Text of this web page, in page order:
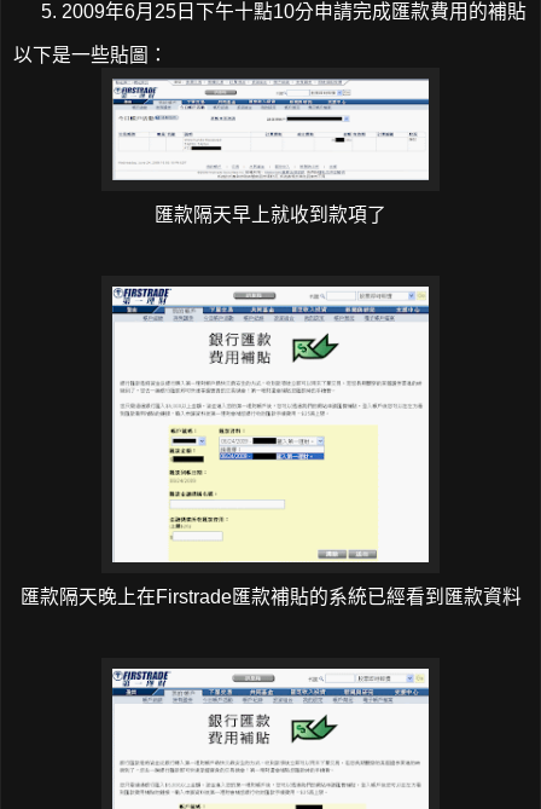
2009年6月25日下午十點10分申請完成匯款費用的補貼
以下是一些貼圖：
匯款隔天早上就收到款項了
匯款隔天晚上在Firstrade匯款補貼的系統已經看到匯款資料